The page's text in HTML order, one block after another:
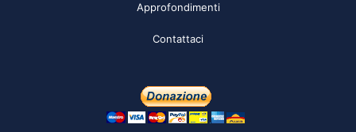
Approfondimenti
Contattaci